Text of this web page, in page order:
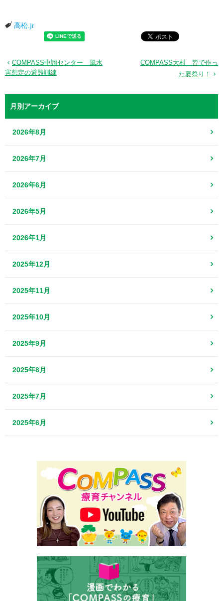
高松.jr
COMPASS中讃センター 風水
害想定の避難訓練
COMPASS大村 皆で作っ
た夏祭り！
月別アーカイブ
2026年8月
2026年7月
2026年6月
2026年5月
2026年1月
2025年12月
2025年11月
2025年10月
2025年9月
2025年8月
2025年7月
2025年6月